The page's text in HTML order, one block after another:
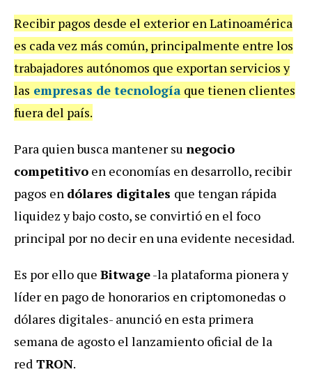
Recibir pagos desde el exterior en Latinoamérica
es cada vez más común, principalmente entre los
trabajadores autónomos que exportan servicios y
las empresas de tecnología que tienen clientes
fuera del país.
Para quien busca mantener su negocio
competitivo en economías en desarrollo, recibir
pagos en dólares digitales que tengan rápida
liquidez y bajo costo, se convirtió en el foco
principal por no decir en una evidente necesidad.
Es por ello que Bitwage-la plataforma pionera y
líder en pago de honorarios en criptomonedas o
dólares digitales- anunció en esta primera
semana de agosto el lanzamiento oficial de la
red TRON.